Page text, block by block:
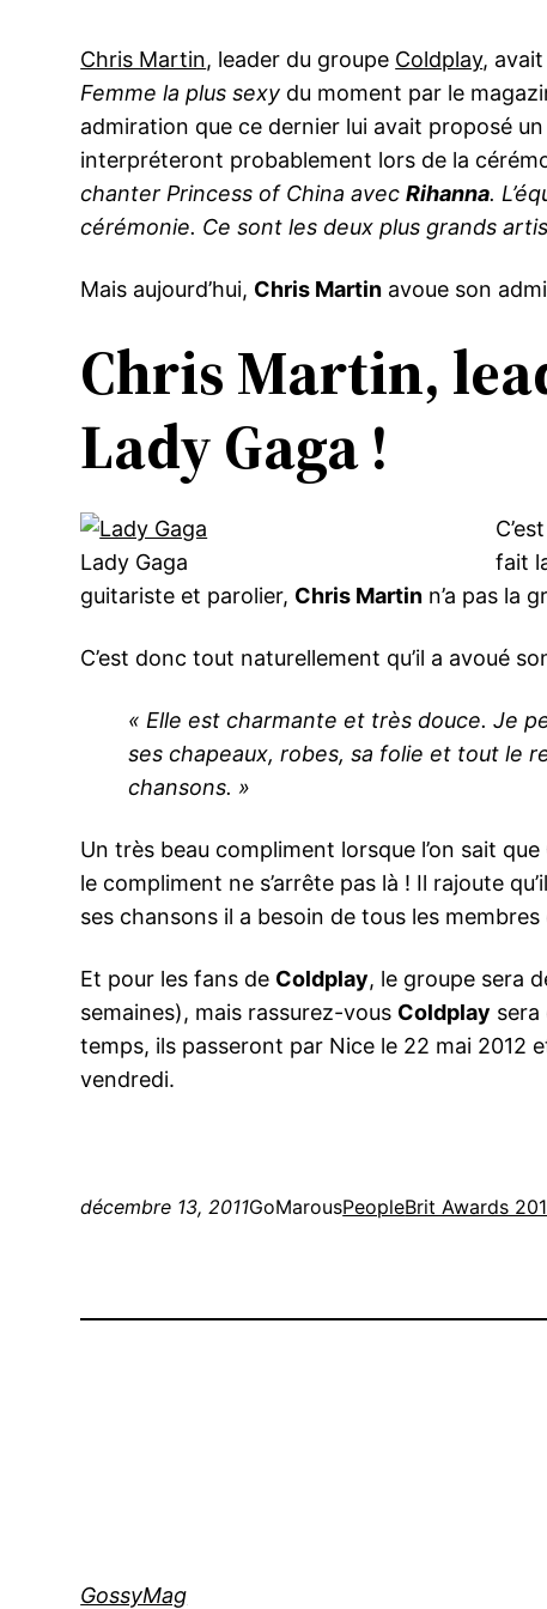
Chris Martin, leader du groupe Coldplay,
Femme la plus sexy du moment par le
admiration que ce dernier lui avait proposé
interpréteront probablement lors de la
chanter Princess of China avecRihanna.
cérémonie. Ce sont les deux plus grands
Mais aujourd’hui, Chris Martin avoue son
Chris Martin,
Lady Gaga !
Lady Gaga
fait
guitariste et parolier, Chris Martin n’a pas la
C’est donc tout naturellement qu’il a avoué
« Elle est charmante et très douce. Je
ses chapeaux, robes, sa folie et tout le
chansons. »
Un très beau compliment lorsque l’on sait que
le compliment ne s’arrête pas là ! Il rajoute
ses chansons il a besoin de tous les
Et pour les fans de Coldplay, le groupe sera
semaines), mais rassurez-vous Coldplay sera
temps, ils passeront par Nice le 22 mai 2012
vendredi.
décembre 13, 2011GoMarousPeopleBrit Awards
GossyMag